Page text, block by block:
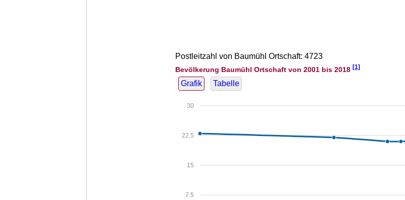
Postleitzahl von Baumühl Ortschaft: 4723
Bevölkerung Baumühl Ortschaft von 2001 bis 2018 [1]
Grafik Tabelle
7.5
15
22.5
30